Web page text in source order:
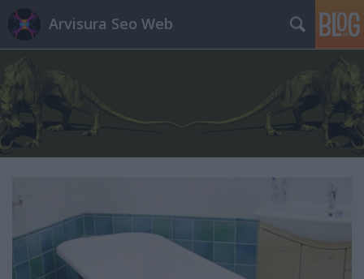
Arvisura Seo Web